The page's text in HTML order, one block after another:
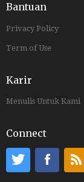
Bantuan
Privacy Policy
Term of Use
Karir
Menulis Untuk Kami
Connect